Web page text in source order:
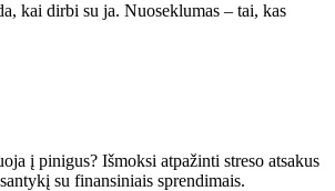
kai dirbi su ja. Nuoseklumas – tai, kas
į pinigus? Išmoksi atpažinti streso atsakus
su finansiniais sprendimais.